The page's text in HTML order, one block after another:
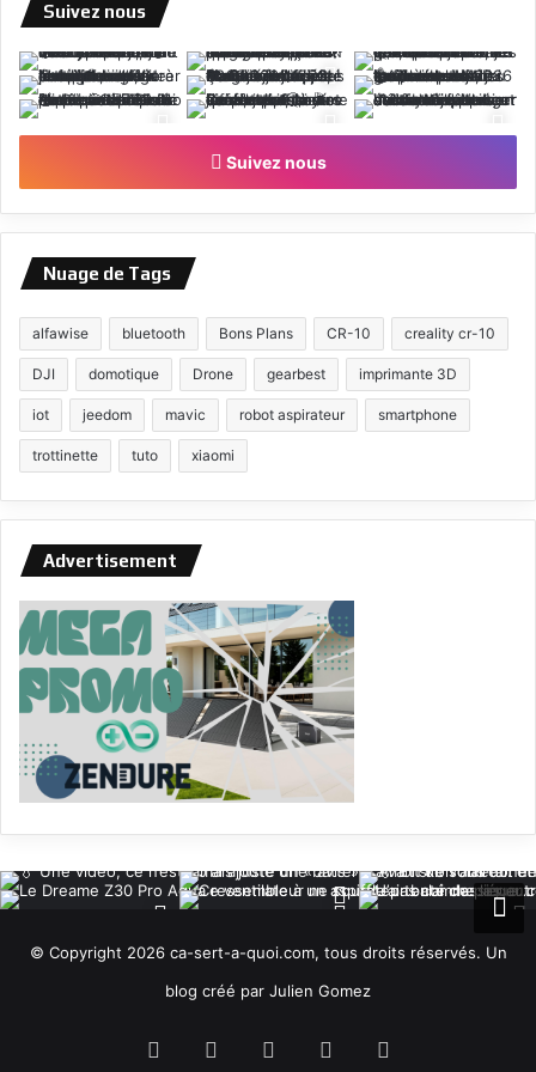
Suivez nous
Suivez nous
Nuage de Tags
alfawise bluetooth Bons Plans CR-10 creality cr-10
DJI domotique Drone gearbest imprimante 3D
iot jeedom mavic robot aspirateur smartphone
trottinette tuto xiaomi
Advertisement
© Copyright 2026 ca-sert-a-quoi.com, tous droits réservés. Un
blog créé par Julien Gomez
Facebook YouTube